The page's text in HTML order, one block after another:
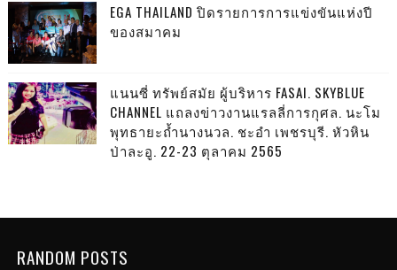
EGA THAILAND ปิดรายการการแข่งขันแห่งปี
ของสมาคม
แนนซี่ ทรัพย์สมัย ผู้บริหาร FASAI. SKYBLUE
CHANNEL แถลงข่าวงานแรลลี่การกุศล. นะโม
พุทธายะถ้ำนางนวล. ชะอำ เพชรบุรี. หัวหิน
ป่าละอู. 22-23 ตุลาคม 2565
RANDOM POSTS